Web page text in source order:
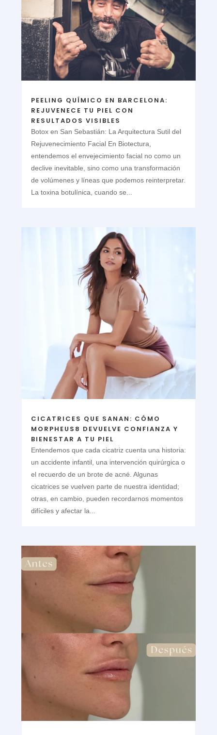
PEELING QUÍMICO EN BARCELONA:
REJUVENECE TU PIEL CON
RESULTADOS VISIBLES
Botox en San Sebastián: La Arquitectura Sutil del
Rejuvenecimiento Facial En Biotectura,
entendemos el envejecimiento facial no como un
declive inevitable, sino como una transformación
de volúmenes y líneas que podemos reinterpretar.
La toxina botulínica, cuando se...
CICATRICES QUE SANAN: CÓMO
MORPHEUS8 DEVUELVE CONFIANZA Y
BIENESTAR A TU PIEL
Entendemos que cada cicatriz cuenta una historia:
un accidente infantil, una intervención quirúrgica o
el recuerdo de un brote de acné. Algunas
cicatrices se vuelven parte de nuestra identidad;
otras, en cambio, pueden recordarnos momentos
difíciles y afectar la...